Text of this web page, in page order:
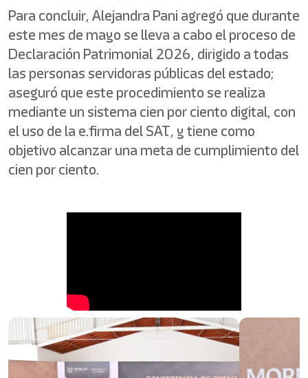
Para concluir, Alejandra Pani agregó que durante
este mes de mayo se lleva a cabo el proceso de
Declaración Patrimonial 2026, dirigido a todas
las personas servidoras públicas del estado;
aseguró que este procedimiento se realiza
mediante un sistema cien por ciento digital, con
el uso de la e.firma del SAT, y tiene como
objetivo alcanzar una meta de cumplimiento del
cien por ciento.